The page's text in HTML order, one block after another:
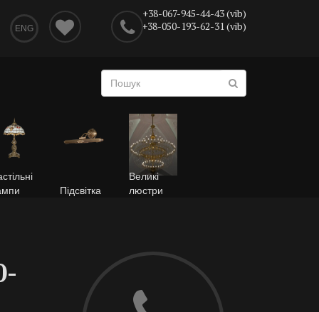
ENG
+38-067-945-44-43 (vib)
+38-050-193-62-31 (vib)
Підсвітка
Великі
люстри